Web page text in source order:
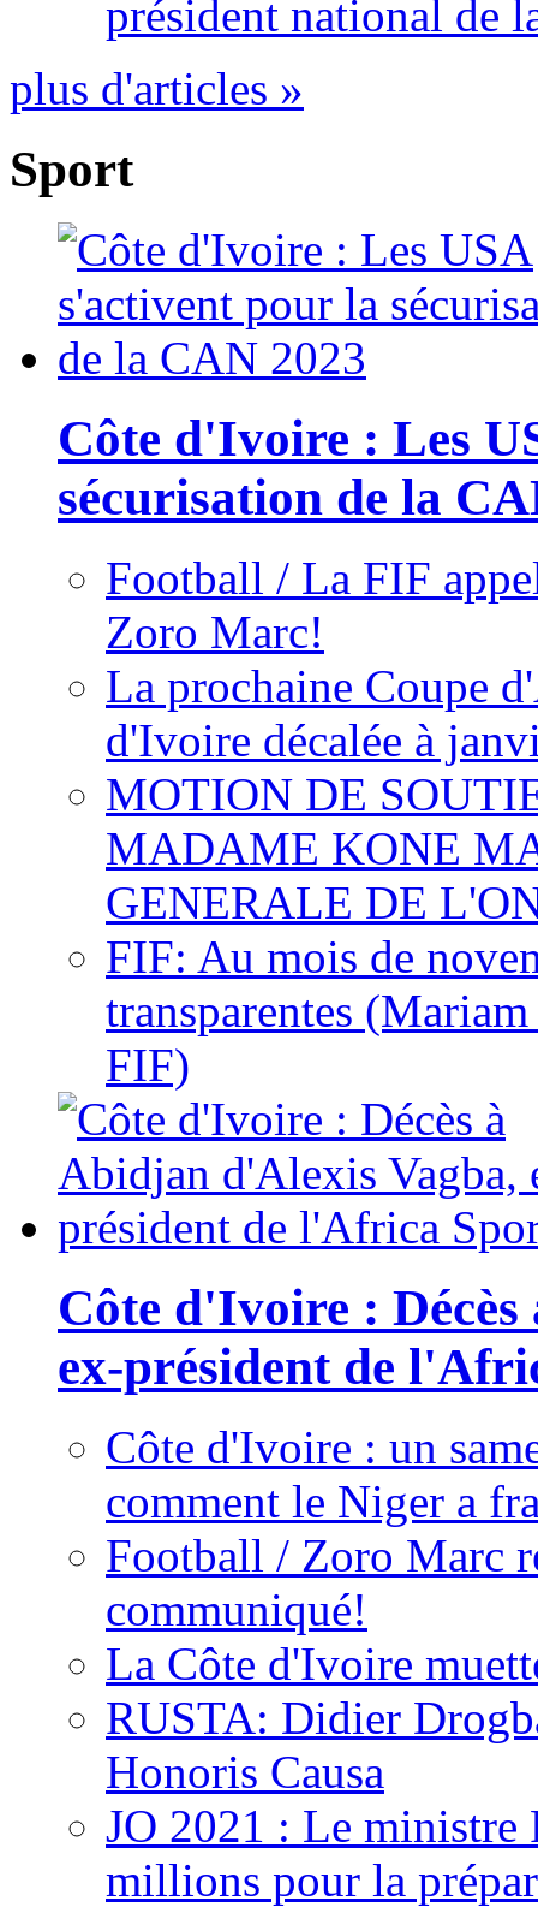
président national de
plus d'articles »
Sport
Côte d'Ivoire : Les
sécurisation de la
Football / La FIF
Zoro Marc!
La prochaine Coupe
d'Ivoire décalée à
MOTION DE
MADAME KONE
GENERALE DE
FIF: Au mois de
transparentes
FIF)
Côte d'Ivoire :
ex-président de
Côte d'Ivoire : un
comment le Niger a
Football / Zoro Marc
communiqué!
La Côte d'Ivoire
RUSTA: Didier
Honoris Causa
JO 2021 : Le ministre
millions pour la